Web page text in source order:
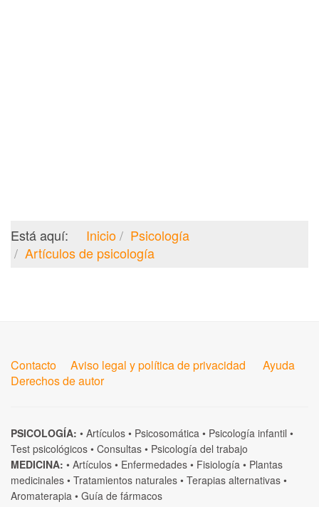
Está aquí: Inicio
Psicología
Artículos de psicología
Contacto Aviso legal y política de privacidad
Ayuda
Derechos de autor
PSICOLOGÍA: • Artículos • Psicosomática • Psicología infantil •
Test psicológicos • Consultas • Psicología del trabajo
MEDICINA: • Artículos • Enfermedades • Fisiología • Plantas
medicinales • Tratamientos naturales • Terapias alternativas •
Aromaterapia • Guía de fármacos